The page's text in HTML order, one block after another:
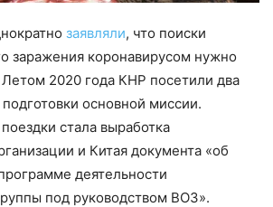
заявляли, что поиски
заражения коронавирусом нужно
Летом 2020 года КНР посетили два
основной миссии.
стала выработка
и Китая документа «об
деятельности
под руководством ВОЗ».